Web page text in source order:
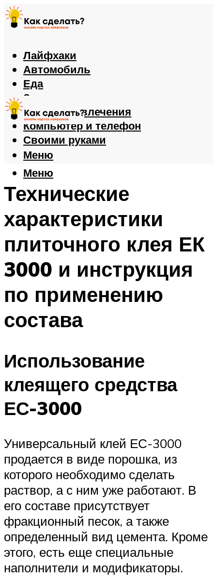
Лайфхаки
Автомобиль
Еда
Здоровье
Игры и развлечения
Компьютер и телефон
Своими руками
Меню
Меню
Технические
характеристики
плиточного клея ЕК
3000 и инструкция
по применению
состава
Использование
клеящего средства
ЕС-3000
Универсальный клей ЕС-3000
продается в виде порошка, из
которого необходимо сделать
раствор, а с ним уже работают. В
его составе присутствует
фракционный песок, а также
определенный вид цемента. Кроме
этого, есть еще специальные
наполнители и модификаторы.